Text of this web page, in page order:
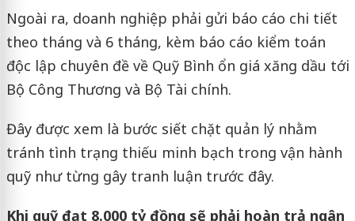
Ngoài ra, doanh nghiệp phải gửi báo cáo chi tiết
theo tháng và 6 tháng, kèm báo cáo kiểm toán
độc lập chuyên đề về Quỹ Bình ổn giá xăng dầu tới
Bộ Công Thương và Bộ Tài chính.
Đây được xem là bước siết chặt quản lý nhằm
tránh tình trạng thiếu minh bạch trong vận hành
quỹ như từng gây tranh luận trước đây.
Khi quỹ đạt 8.000 tỷ đồng sẽ phải hoàn trả ngân